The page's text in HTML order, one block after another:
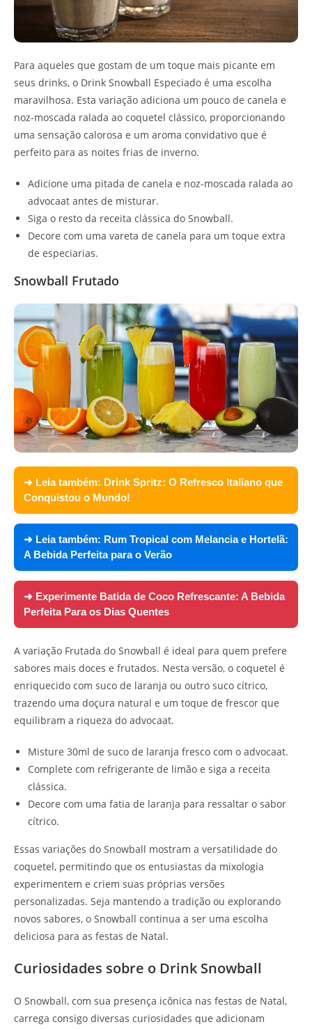
Para aqueles que gostam de um toque mais picante em
seus drinks, o Drink Snowball Especiado é uma escolha
maravilhosa. Esta variação adiciona um pouco de canela e
noz-moscada ralada ao coquetel clássico, proporcionando
uma sensação calorosa e um aroma convidativo que é
perfeito para as noites frias de inverno.
Adicione uma pitada de canela e noz-moscada ralada ao
advocaat antes de misturar.
Siga o resto da receita clássica do Snowball.
Decore com uma vareta de canela para um toque extra
de especiarias.
Snowball Frutado
➜ Leia também: Drink Spritz: O Refresco Italiano que
Conquistou o Mundo!
➜ Leia também: Rum Tropical com Melancia e Hortelã:
A Bebida Perfeita para o Verão
➜ Experimente Batida de Coco Refrescante: A Bebida
Perfeita Para os Dias Quentes
A variação Frutada do Snowball é ideal para quem prefere
sabores mais doces e frutados. Nesta versão, o coquetel é
enriquecido com suco de laranja ou outro suco cítrico,
trazendo uma doçura natural e um toque de frescor que
equilibram a riqueza do advocaat.
Misture 30ml de suco de laranja fresco com o advocaat.
Complete com refrigerante de limão e siga a receita
clássica.
Decore com uma fatia de laranja para ressaltar o sabor
cítrico.
Essas variações do Snowball mostram a versatilidade do
coquetel, permitindo que os entusiastas da mixologia
experimentem e criem suas próprias versões
personalizadas. Seja mantendo a tradição ou explorando
novos sabores, o Snowball continua a ser uma escolha
deliciosa para as festas de Natal.
Curiosidades sobre o Drink Snowball
O Snowball, com sua presença icônica nas festas de Natal,
carrega consigo diversas curiosidades que adicionam